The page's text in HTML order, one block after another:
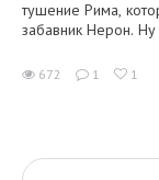
тушение Рима,
забавник Нерон. Ну
672 1 1